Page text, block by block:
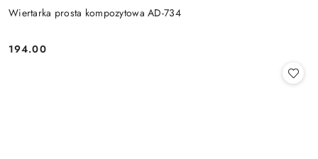
Wiertarka prosta kompozytowa AD-734
Cena:
194.00